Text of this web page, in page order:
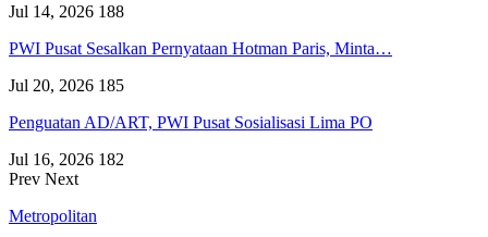
Jul 14, 2026 188
PWI Pusat Sesalkan Pernyataan Hotman Paris, Minta…
Jul 20, 2026 185
Penguatan AD/ART, PWI Pusat Sosialisasi Lima PO
Jul 16, 2026 182
Prev Next
Metropolitan